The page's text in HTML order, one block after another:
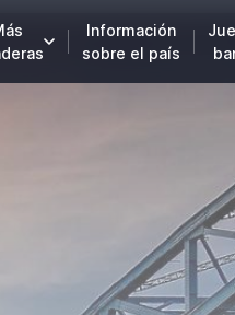
Información
sobre el país